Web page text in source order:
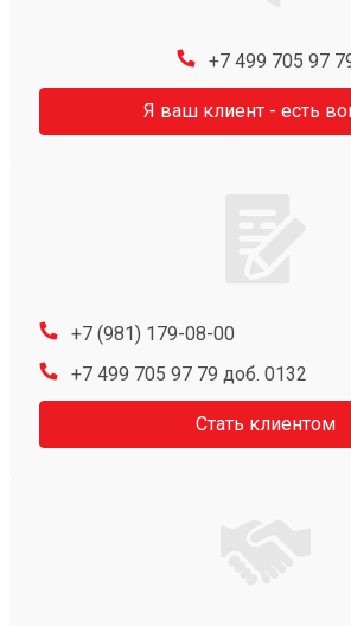
+7 499 705 97
Я ваш клиент - есть
+7 (981) 179-08-00
+7 499 705 97 79 доб. 0132
Стать клиентом